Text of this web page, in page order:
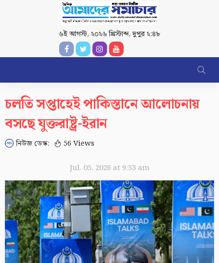
৬ই আগস্ট, ২০২৬ খ্রিস্টাব্দ,দুপুর ২:৪৮
চলতি সপ্তাহেই পাকিস্তানে আলোচনায়
বসছে যুক্তরাষ্ট্র-ইরান
নিউজ ডেস্ক: 56 Views
Jul. 05, 2026 at 9:53 am